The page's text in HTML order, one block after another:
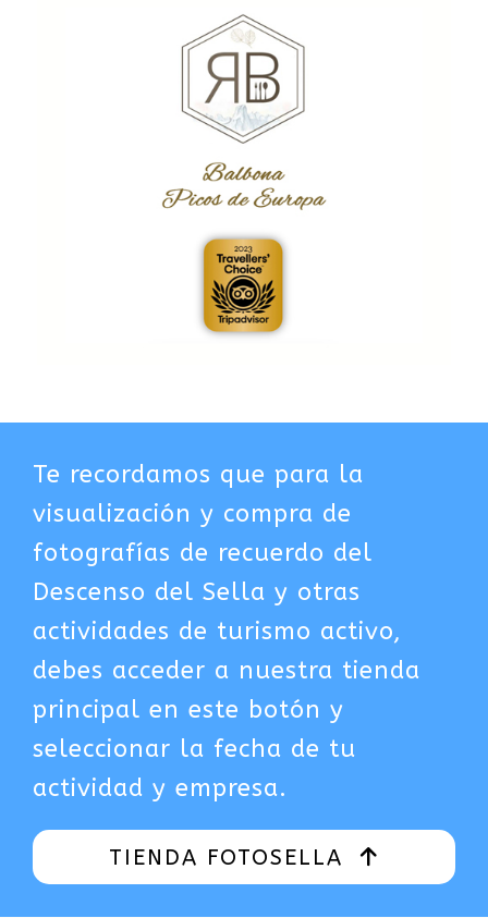
Te recordamos que para la
visualización y compra de
fotografías de recuerdo del
Descenso del Sella y otras
actividades de turismo activo,
debes acceder a nuestra tienda
principal en este botón y
seleccionar la fecha de tu
actividad y empresa.
TIENDA FOTOSELLA